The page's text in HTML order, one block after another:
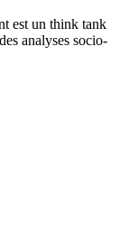
est un think tank
analyses socio-